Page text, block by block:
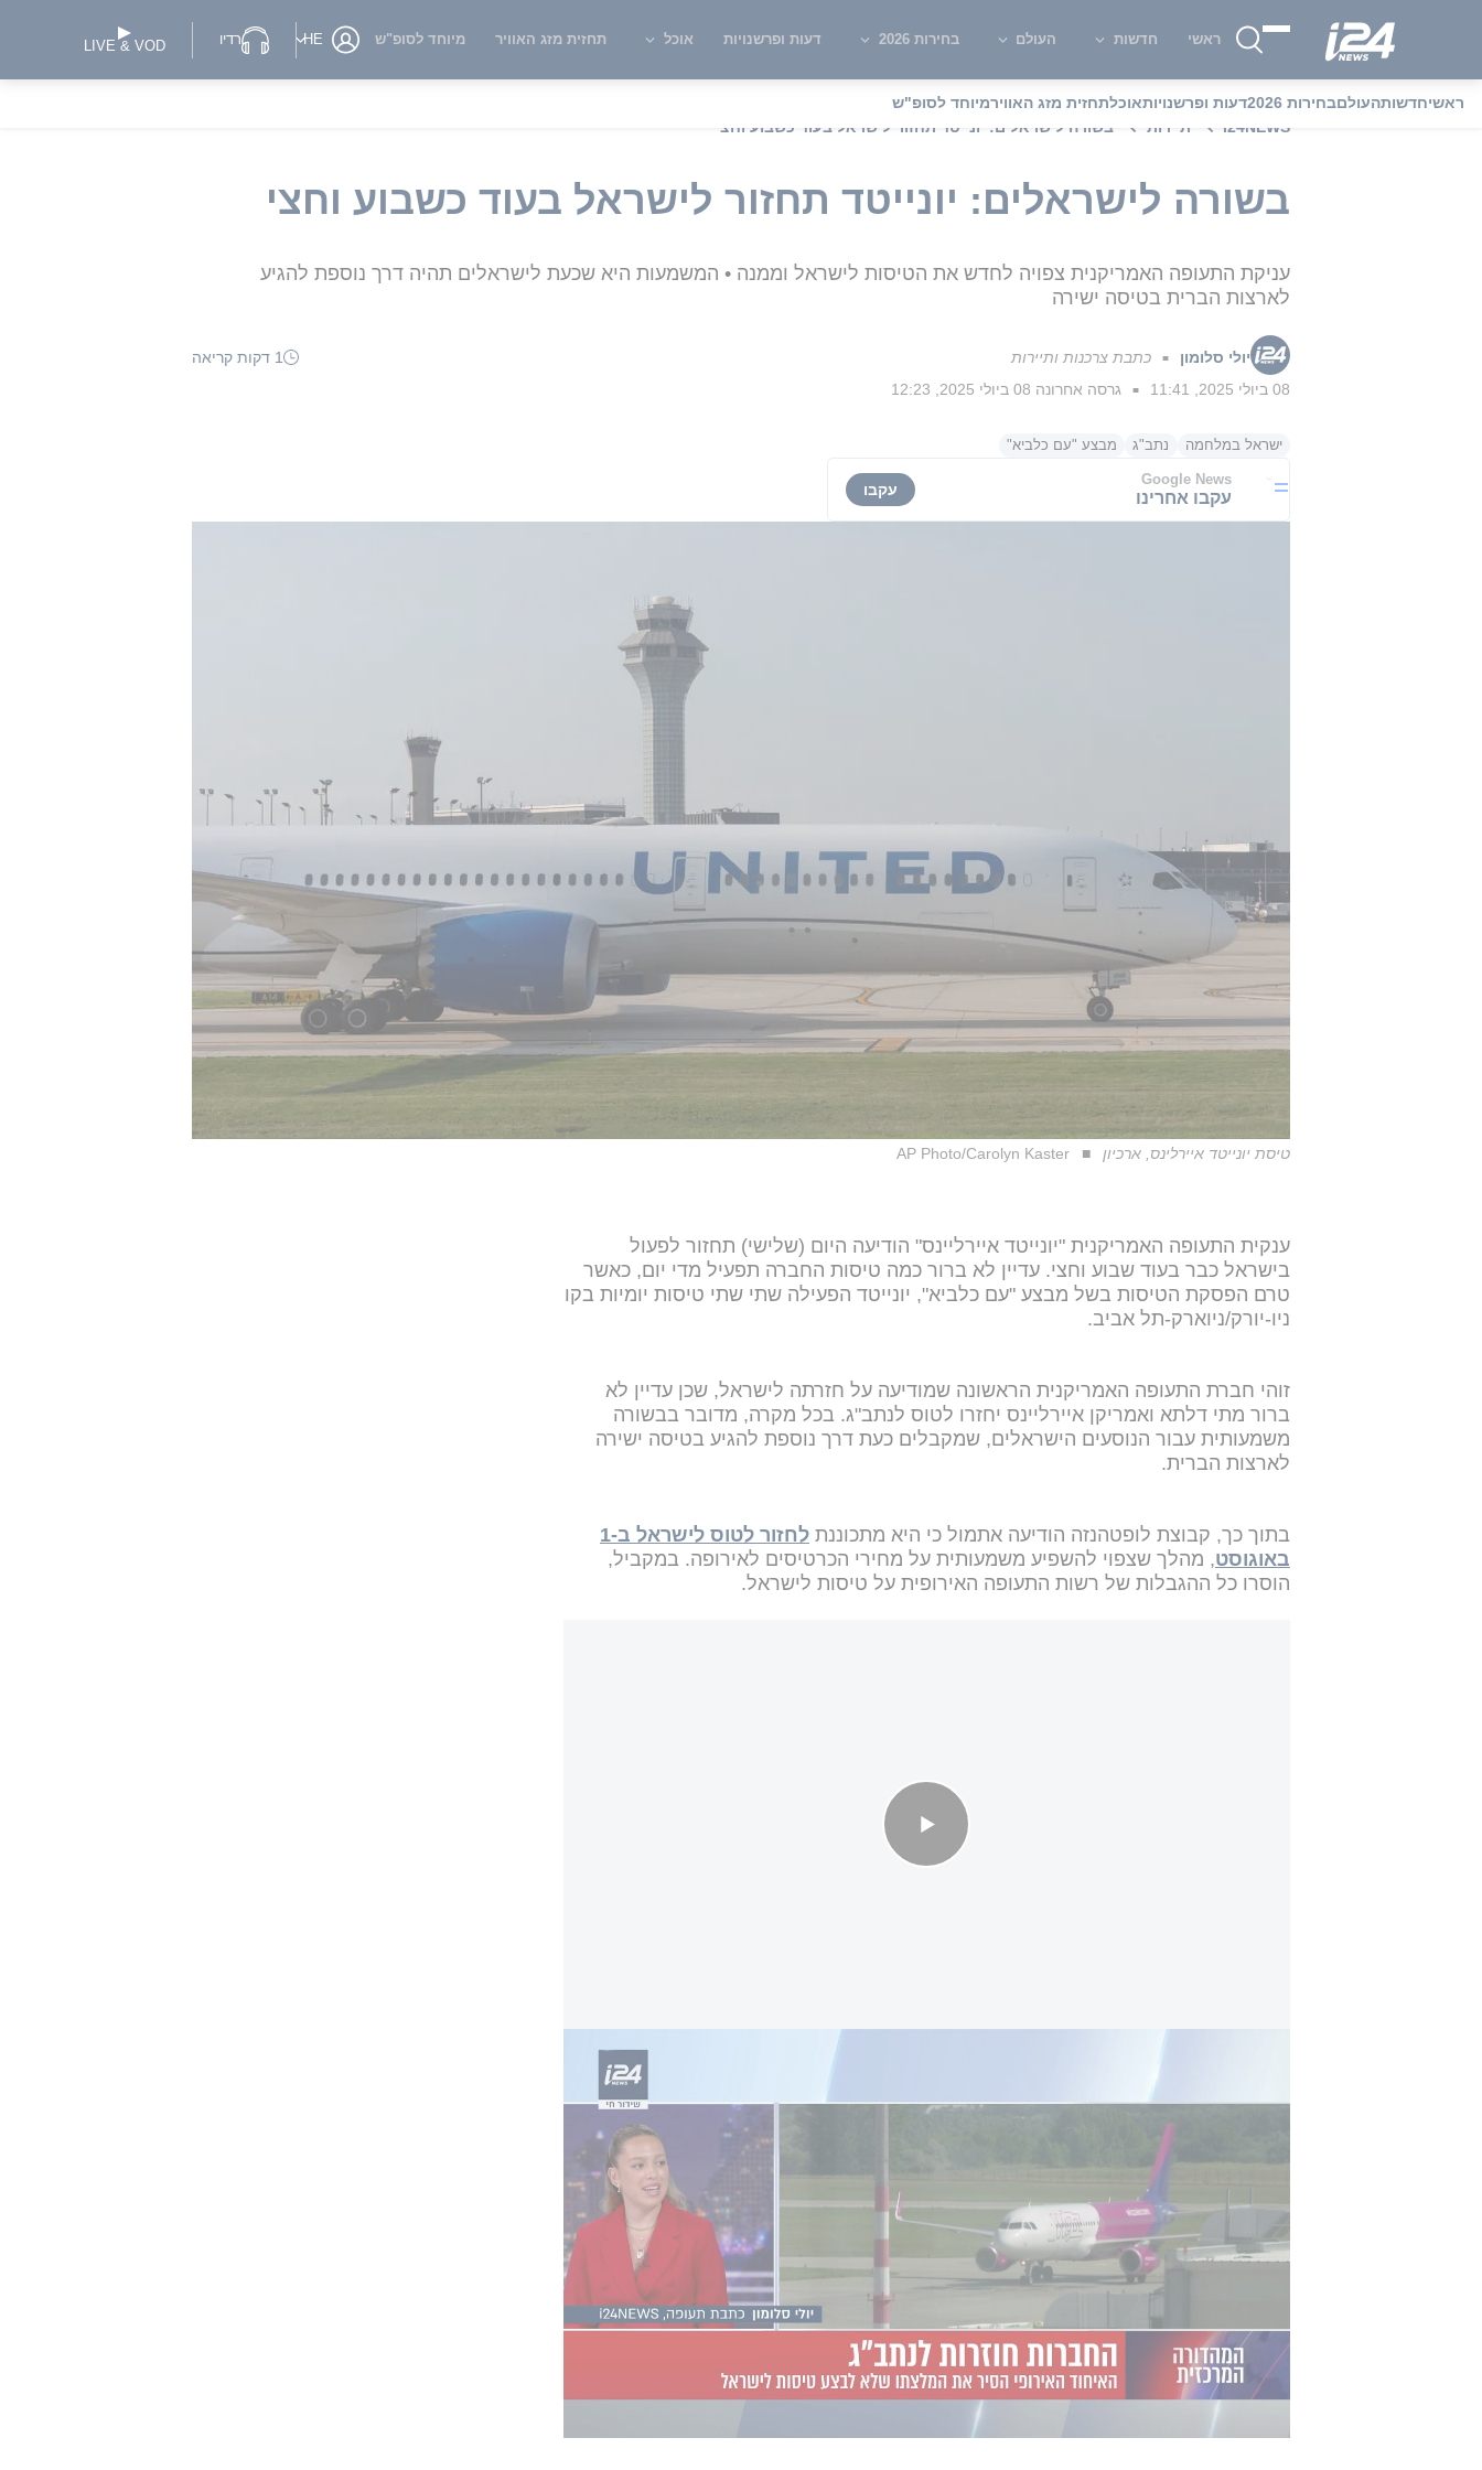
ראשי חדשות העולם בחירות 2026 דעות ופרשנויות אוכל תחזית מזג האוויר מיוחד לסופ"ש HE רדיו LIVE & VOD
ראשיחדשותהעולםבחירות 2026 דעות ופרשנויותאוכלתחזית מזג האווירמיוחד לסופ"ש
i24NEWS
תיירות בשורה לישראלים: יונייטד תחזור לישראל בעוד כשבוע וחצי
בשורה לישראלים: יונייטד תחזור לישראל בעוד כשבוע וחצי
עניקת התעופה האמריקנית צפויה לחדש את הטיסות לישראל וממנה • המשמעות היא שכעת לישראלים תהיה דרך נוספת להגיע
לארצות הברית בטיסה ישירה
יולי סלומון ■ כתבת צרכנות ותיירות
1 דקות קריאה
08 ביולי 2025, 11:41
■ גרסה אחרונה 08 ביולי 2025, 12:23
ישראל במלחמה נתב"ג מבצע "עם כלביא"
Google News
עקבו אחרינו עקבו
טיסת יונייטד איירלינס, ארכיון AP Photo/Carolyn Kaster
ענקית התעופה האמריקנית "יונייטד איירליינס" הודיעה היום (שלישי) תחזור לפעול
בישראל כבר בעוד שבוע וחצי. עדיין לא ברור כמה טיסות החברה תפעיל מדי יום, כאשר
טרם הפסקת הטיסות בשל מבצע "עם כלביא", יונייטד הפעילה שתי שתי טיסות יומיות בקו
ניו-יורק/ניוארק-תל אביב.
זוהי חברת התעופה האמריקנית הראשונה שמודיעה על חזרתה לישראל, שכן עדיין לא
ברור מתי דלתא ואמריקן איירליינס יחזרו לטוס לנתב"ג. בכל מקרה, מדובר בבשורה
משמעותית עבור הנוסעים הישראלים, שמקבלים כעת דרך נוספת להגיע בטיסה ישירה
לארצות הברית.
בתוך כך, קבוצת לופטהנזה הודיעה אתמול כי היא מתכוננת
לחזור לטוס לישראל ב-1
באוגוסט, מהלך שצפוי להשפיע משמעותית על מחירי הכרטיסים לאירופה. במקביל,
הוסרו כל ההגבלות של רשות התעופה האירופית על טיסות לישראל.
החברות חוזרות לנתב"ג: האיחוד האירופי הסיר את ההמלצות שלא לטוס לישראל
גם חברת התעופה אייר פראנס נחתה אתמול בישראל עם מטוס דגל החברה הבואינג
777-300. עם חזרתה תפעיל החברה טיסה יומית במטוס ה- B777-300 המשדרגת
משמעותית את חוויית הטיסה בכל מחלקה. בין היתר, תציע מחלקת פרימיום ייעודית,
מושבי מיטה במחלקת העסקים, מסכי בידור אישיים בכל מחלקה ושירות Wi-Fi לכל נוסע.
נזכיר כי בעקבות מלחמת 12 הימים מול איראן נסגר המרחב האווירי של ישראל וחברות
זרות רבות, ביניהן לופטהנזה, אייר פראנס, דלתא ויונייטד, הודיעו על ביטול טיסותיהן
לישראל. עם הפסקת האש והסרת הגבלות פיקוד העורף החברות הישראליות - אל על,
ארקיע וישראייר - חזרו לפעול מיד.
טיסות שבועיות ללוס אנג'לס, ו-3 טיסות שבועיות לבוסטון. סה"כ, עתידה החברה להפעיל